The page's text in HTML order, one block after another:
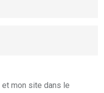
et mon site dans le